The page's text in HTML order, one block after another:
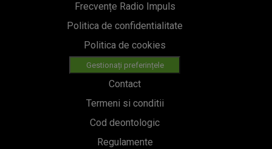
Frecvențe Radio Impuls
Politica de confidentialitate
Politica de cookies
Gestionați preferințele
Contact
Termeni si conditii
Cod deontologic
Regulamente